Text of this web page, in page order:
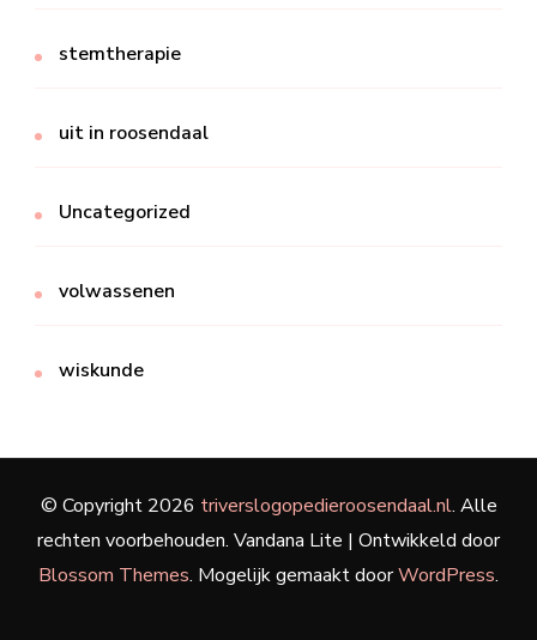
stemtherapie
uit in roosendaal
Uncategorized
volwassenen
wiskunde
© Copyright 2026 triverslogopedieroosendaal.nl. Alle
rechten voorbehouden. Vandana Lite | Ontwikkeld door
Blossom Themes. Mogelijk gemaakt doorWordPress.